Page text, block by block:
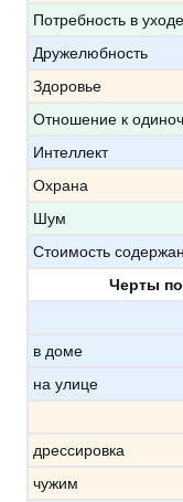
Потребность в уходе
Дружелюбность
Здоровье
Отношение к
Интеллект
Охрана
Шум
Стоимость
Черты
в доме
на улице
дрессировка
чужим